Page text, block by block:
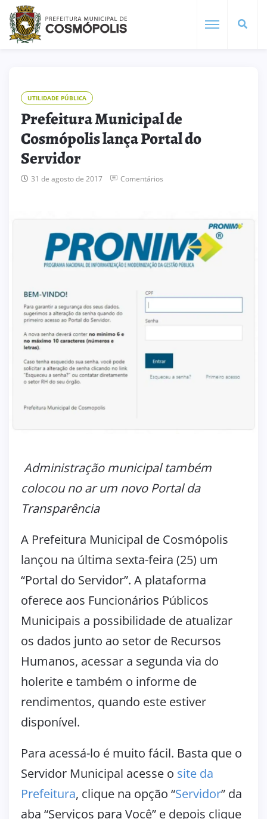
UTILIDADE PÚBLICA
Prefeitura Municipal de
Cosmópolis lança Portal do
Servidor
31 de agosto de 2017 Comentários
Administração municipal também
colocou no ar um novo Portal da
Transparência
A Prefeitura Municipal de Cosmópolis
lançou na última sexta-feira (25) um
“Portal do Servidor”. A plataforma
oferece aos Funcionários Públicos
Municipais a possibilidade de atualizar
os dados junto ao setor de Recursos
Humanos, acessar a segunda via do
holerite e também o informe de
rendimentos, quando este estiver
disponível.
Para acessá-lo é muito fácil. Basta que o
Servidor Municipal acesse o site da
Prefeitura, clique na opção “Servidor” da
aba “Serviços para Você” e depois clique